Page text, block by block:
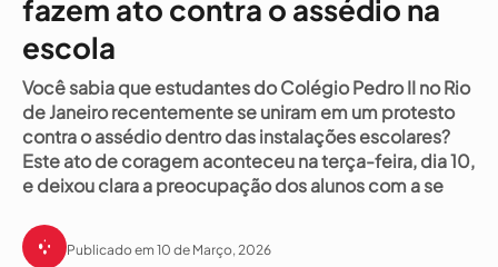
fazem ato contra o assédio na
escola
Você sabia que estudantes do Colégio Pedro II no Rio
de Janeiro recentemente se uniram em um protesto
contra o assédio dentro das instalações escolares?
Este ato de coragem aconteceu na terça-feira, dia 10,
e deixou clara a preocupação dos alunos com a se
Publicado em 10 de Março, 2026